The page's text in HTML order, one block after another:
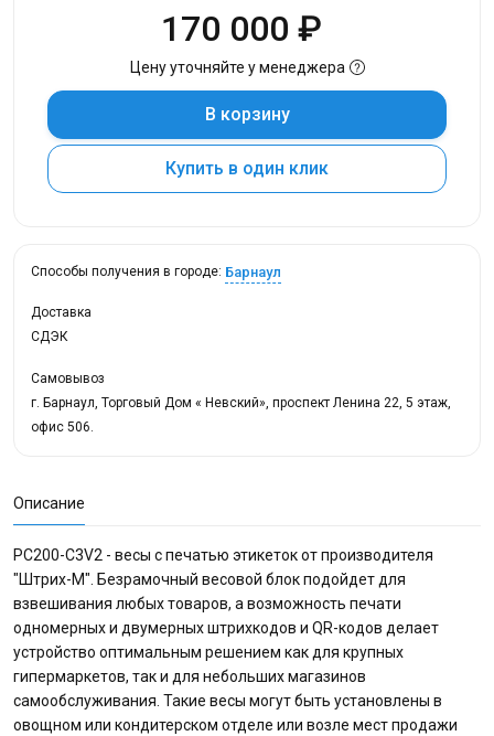
170 000 ₽
Цену уточняйте у менеджера
В корзину
Купить в один клик
Способы получения в городе: Барнаул
Доставка
СДЭК
Самовывоз
г. Барнаул, Торговый Дом « Невский», проспект Ленина 22, 5 этаж,
офис 506.
Описание
PC200-C3V2 - весы с печатью этикеток от производителя
"Штрих-М". Безрамочный весовой блок подойдет для
взвешивания любых товаров, а возможность печати
одномерных и двумерных штрихкодов и QR-кодов делает
устройство оптимальным решением как для крупных
гипермаркетов, так и для небольших магазинов
самообслуживания. Такие весы могут быть установлены в
овощном или кондитерском отделе или возле мест продажи